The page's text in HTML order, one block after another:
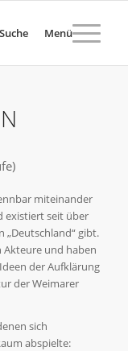
Suche Menü
miteinander
existiert seit über
„Deutschland“ gibt.
Akteure und haben
der Aufklärung
der Weimarer
sich
abspielte: